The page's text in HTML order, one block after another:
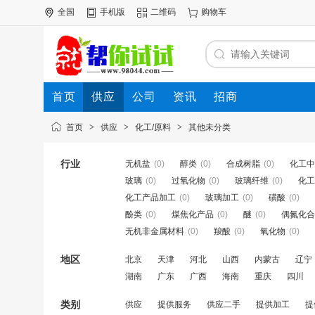
全国 手机版 二维码 购物车
首页 供应 公司 资讯 招商
首页 > 供应 > 化工/原料 > 其他未分类
行业 无机盐 (0) 醇类 (0) 合成树脂 (0)
化工
玻璃 (0) 过氧化物 (0) 玻璃纤维 (0)
化
化工产品加工 (0) 玻璃加工 (0) 磺酸 (0)
酚类 (0) 煤焦化产品 (0) 醚 (0)
偶氮化
无机非金属材料 (0) 羧酸 (0) 氧化物 (0)
地区 北京 天津 河北 山西 内蒙古
辽宁
湖南
广东 广西 海南 重庆 四川
类别 供应 提供服务 供应二手 提供加工